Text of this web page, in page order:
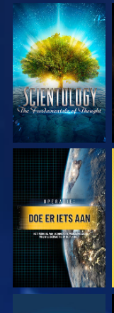
VERKEN DE SERIE
KIJK